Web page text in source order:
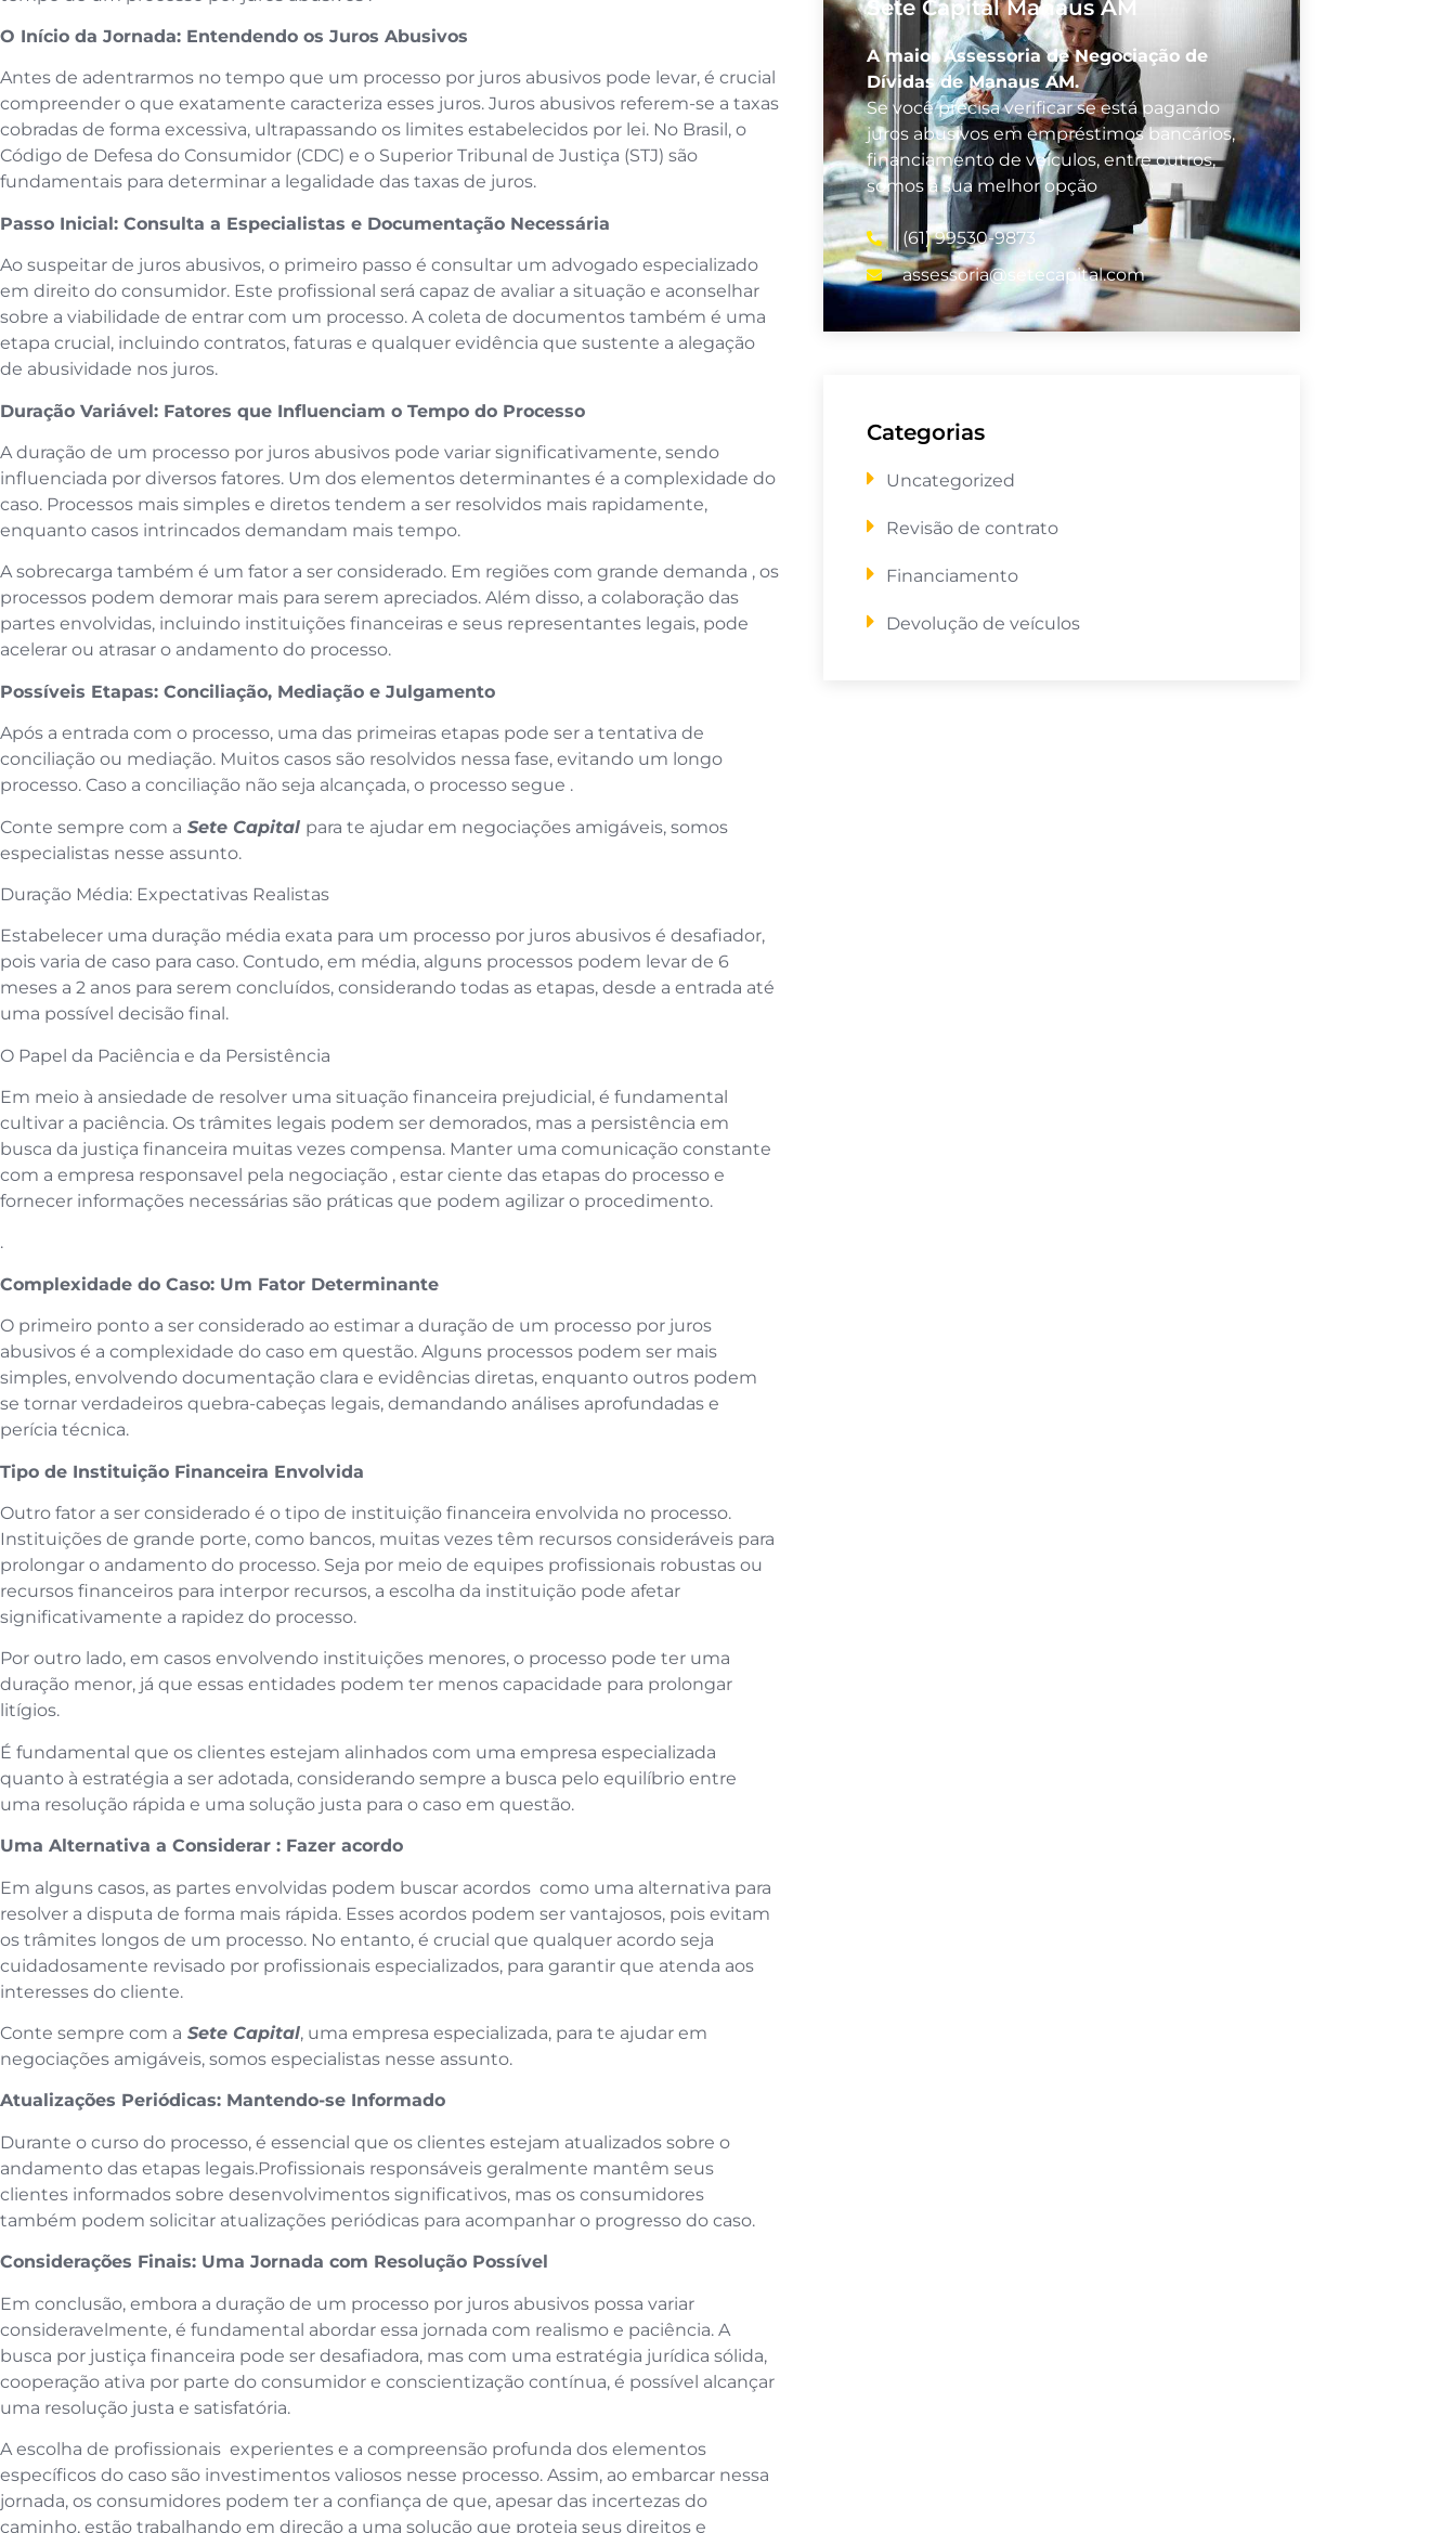
O Início da Jornada: Entendendo os Juros Abusivos
Antes de adentrarmos no tempo que um processo por juros abusivos pode levar, é crucial
compreender o que exatamente caracteriza esses juros. Juros abusivos referem-se a taxas
cobradas de forma excessiva, ultrapassando os limites estabelecidos por lei. No Brasil, o
Código de Defesa do Consumidor (CDC) e o Superior Tribunal de Justiça (STJ) são
fundamentais para determinar a legalidade das taxas de juros.
Passo Inicial: Consulta a Especialistas e Documentação Necessária
Ao suspeitar de juros abusivos, o primeiro passo é consultar um advogado especializado
em direito do consumidor. Este profissional será capaz de avaliar a situação e aconselhar
sobre a viabilidade de entrar com um processo. A coleta de documentos também é uma
etapa crucial, incluindo contratos, faturas e qualquer evidência que sustente a alegação
de abusividade nos juros.
Duração Variável: Fatores que Influenciam o Tempo do Processo
A duração de um processo por juros abusivos pode variar significativamente, sendo
influenciada por diversos fatores. Um dos elementos determinantes é a complexidade do
caso. Processos mais simples e diretos tendem a ser resolvidos mais rapidamente,
enquanto casos intrincados demandam mais tempo.
A sobrecarga também é um fator a ser considerado. Em regiões com grande demanda , os
processos podem demorar mais para serem apreciados. Além disso, a colaboração das
partes envolvidas, incluindo instituições financeiras e seus representantes legais, pode
acelerar ou atrasar o andamento do processo.
Possíveis Etapas: Conciliação, Mediação e Julgamento
Após a entrada com o processo, uma das primeiras etapas pode ser a tentativa de
conciliação ou mediação. Muitos casos são resolvidos nessa fase, evitando um longo
processo. Caso a conciliação não seja alcançada, o processo segue .
Conte sempre com a Sete Capital para te ajudar em negociações amigáveis, somos
especialistas nesse assunto.
Duração Média: Expectativas Realistas
Estabelecer uma duração média exata para um processo por juros abusivos é desafiador,
pois varia de caso para caso. Contudo, em média, alguns processos podem levar de 6
meses a 2 anos para serem concluídos, considerando todas as etapas, desde a entrada até
uma possível decisão final.
O Papel da Paciência e da Persistência
Em meio à ansiedade de resolver uma situação financeira prejudicial, é fundamental
cultivar a paciência. Os trâmites legais podem ser demorados, mas a persistência em
busca da justiça financeira muitas vezes compensa. Manter uma comunicação constante
com a empresa responsavel pela negociação , estar ciente das etapas do processo e
fornecer informações necessárias são práticas que podem agilizar o procedimento.
.
Complexidade do Caso: Um Fator Determinante
O primeiro ponto a ser considerado ao estimar a duração de um processo por juros
abusivos é a complexidade do caso em questão. Alguns processos podem ser mais
simples, envolvendo documentação clara e evidências diretas, enquanto outros podem
se tornar verdadeiros quebra-cabeças legais, demandando análises aprofundadas e
perícia técnica.
Tipo de Instituição Financeira Envolvida
Outro fator a ser considerado é o tipo de instituição financeira envolvida no processo.
Instituições de grande porte, como bancos, muitas vezes têm recursos consideráveis para
prolongar o andamento do processo. Seja por meio de equipes profissionais robustas ou
recursos financeiros para interpor recursos, a escolha da instituição pode afetar
significativamente a rapidez do processo.
Por outro lado, em casos envolvendo instituições menores, o processo pode ter uma
duração menor, já que essas entidades podem ter menos capacidade para prolongar
litígios.
É fundamental que os clientes estejam alinhados com uma empresa especializada
quanto à estratégia a ser adotada, considerando sempre a busca pelo equilíbrio entre
uma resolução rápida e uma solução justa para o caso em questão.
Uma Alternativa a Considerar : Fazer acordo
Em alguns casos, as partes envolvidas podem buscar acordos como uma alternativa para
resolver a disputa de forma mais rápida. Esses acordos podem ser vantajosos, pois evitam
os trâmites longos de um processo. No entanto, é crucial que qualquer acordo seja
cuidadosamente revisado por profissionais especializados, para garantir que atenda aos
interesses do cliente.
Conte sempre com a Sete Capital, uma empresa especializada, para te ajudar em
negociações amigáveis, somos especialistas nesse assunto.
Atualizações Periódicas: Mantendo-se Informado
Durante o curso do processo, é essencial que os clientes estejam atualizados sobre o
andamento das etapas legais.Profissionais responsáveis geralmente mantêm seus
clientes informados sobre desenvolvimentos significativos, mas os consumidores
também podem solicitar atualizações periódicas para acompanhar o progresso do caso.
Considerações Finais: Uma Jornada com Resolução Possível
Em conclusão, embora a duração de um processo por juros abusivos possa variar
consideravelmente, é fundamental abordar essa jornada com realismo e paciência. A
busca por justiça financeira pode ser desafiadora, mas com uma estratégia jurídica sólida,
cooperação ativa por parte do consumidor e conscientização contínua, é possível alcançar
uma resolução justa e satisfatória.
A escolha de profissionais experientes e a compreensão profunda dos elementos
específicos do caso são investimentos valiosos nesse processo. Assim, ao embarcar nessa
jornada, os consumidores podem ter a confiança de que, apesar das incertezas do
caminho, estão trabalhando em direção a uma solução que proteja seus direitos e
Sete Capital Manaus AM
A maior Assessoria de Negociação de
Dívidas de Manaus AM.
Se você precisa verificar se está pagando
juros abusivos em empréstimos bancários,
financiamento de veículos, entre outros,
somos a sua melhor opção
(61) 99530-9873
assessoria@setecapital.com
Categorias
Uncategorized
Revisão de contrato
Financiamento
Devolução de veículos